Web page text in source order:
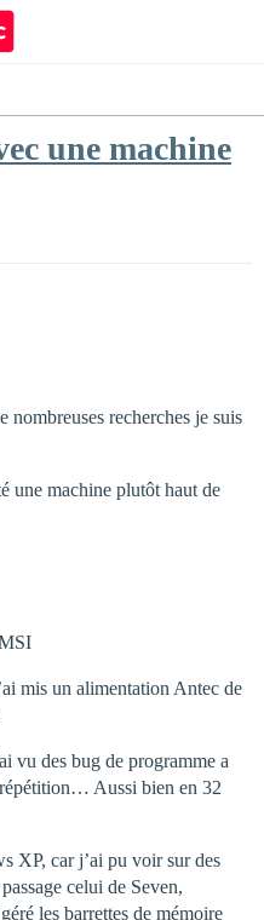
une machine
nombreuses recherches je suis
une machine plutôt haut de
mis un alimentation Antec de
vu des bug de programme a
Aussi bien en 32
XP, car j’ai pu voir sur des
celui de Seven,
les barrettes de mémoire